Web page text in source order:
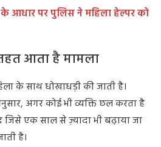
आधार पर पुलिस ने महिला हेल्पर को
आता है मामला
के साथ धोखाधड़ी की जाती है।
अगर कोई भी व्यक्ति छल करता है
एक साल से ज़्यादा भी बढ़ाया जा
है।